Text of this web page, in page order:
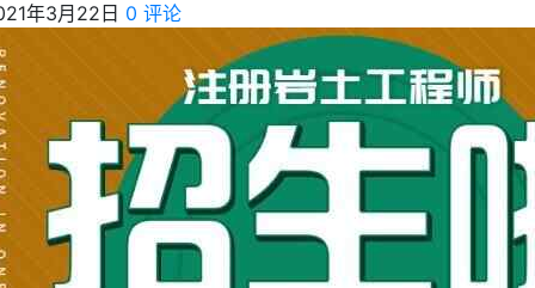
年3月22日 0 评论